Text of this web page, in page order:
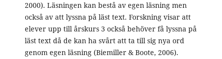
2000). Läsningen kan bestå av egen läsning men
också av att lyssna på läst text. Forskning visar att
elever upp till årskurs 3 också behöver få lyssna på
läst text då de kan ha svårt att ta till sig nya ord
genom egen läsning (Biemiller & Boote, 2006).